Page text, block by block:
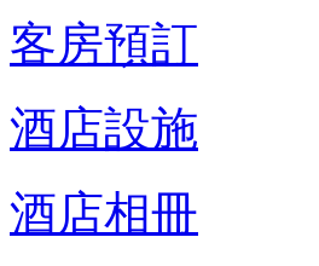
客房預訂
酒店設施
酒店相冊